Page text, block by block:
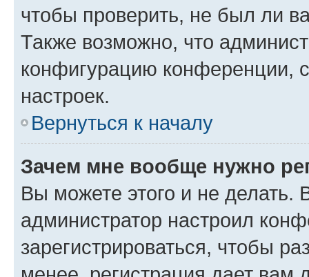
чтобы проверить, не был ли
Также возможно, что
конфигурацию конференции,
настроек.
Вернуться к началу
Зачем мне вообще нужно
Вы можете этого и не делать.
администратор настроил
зарегистрироваться, чтобы